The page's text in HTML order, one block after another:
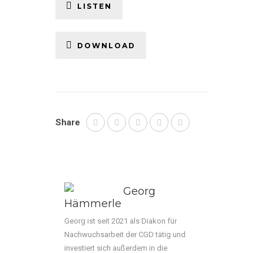
LISTEN
DOWNLOAD
Share
Georg
Hämmerle
Georg ist seit 2021 als Diakon für
Nachwuchsarbeit der CGD tätig und
investiert sich außerdem in die